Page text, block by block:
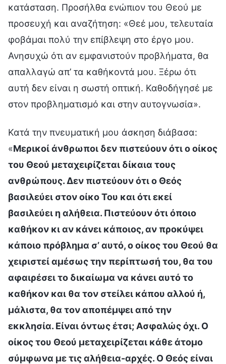
κατάσταση. Προσήλθα ενώπιον του Θεού με
προσευχή και αναζήτηση: «Θεέ μου, τελευταία
φοβάμαι πολύ την επίβλεψη στο έργο μου.
Ανησυχώ ότι αν εμφανιστούν προβλήματα, θα
απαλλαγώ απ’ τα καθήκοντά μου. Ξέρω ότι
αυτή δεν είναι η σωστή οπτική. Καθοδήγησέ με
στον προβληματισμό και στην αυτογνωσία».
Κατά την πνευματική μου άσκηση διάβασα:
«Μερικοί άνθρωποι δεν πιστεύουν ότι ο οίκος
του Θεού μεταχειρίζεται δίκαια τους
ανθρώπους. Δεν πιστεύουν ότι ο Θεός
βασιλεύει στον οίκο Του και ότι εκεί
βασιλεύει η αλήθεια. Πιστεύουν ότι όποιο
καθήκον κι αν κάνει κάποιος, αν προκύψει
κάποιο πρόβλημα σ’ αυτό, ο οίκος του Θεού θα
χειριστεί αμέσως την περίπτωσή του, θα του
αφαιρέσει το δικαίωμα να κάνει αυτό το
καθήκον και θα τον στείλει κάπου αλλού ή,
μάλιστα, θα τον αποπέμψει από την
εκκλησία. Είναι όντως έτσι; Ασφαλώς όχι. Ο
οίκος του Θεού μεταχειρίζεται κάθε άτομο
σύμφωνα με τις αλήθεια-αρχές. Ο Θεός είναι